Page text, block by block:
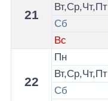
21
Вт,Ср,Чт,Пт
Сб
Вс
22
Пн
Вт,Ср,Чт,Пт
Сб